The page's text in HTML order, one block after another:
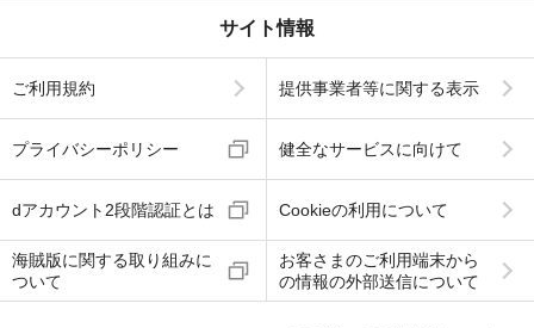
サイト情報
ご利用規約 提供事業者等に関する表示
プライバシーポリシー 健全なサービスに向けて
dアカウント2段階認証とは Cookieの利用について
海賊版に関する取り組みに
ついて
お客さまのご利用端末から
の情報の外部送信について